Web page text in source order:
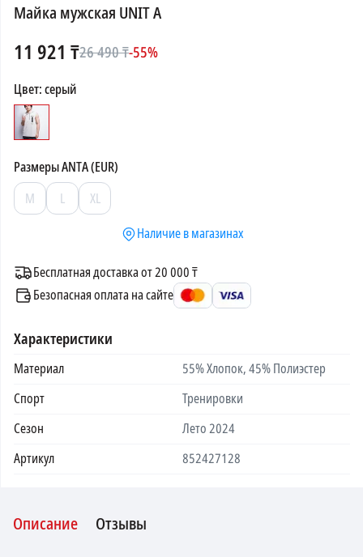
Майка мужская UNIT A
11 921 ₸26 490₸-55%
Цвет:серый
РазмерыANTA (EUR)
M
L
XL
Наличие в магазинах
Бесплатная доставка от 20 000 ₸
Безопасная оплата на сайте
Характеристики
Материал
55% Хлопок, 45% Полиэстер
Спорт
Тренировки
Сезон
Лето 2024
Артикул
852427128
Описание Отзывы